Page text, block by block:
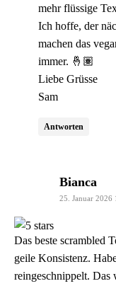
mehr flüssige
Ich hoffe, der
machen das
immer. 🤞🏽
Liebe Grüsse
Sam
Antworten
Bianca
25. Januar 2026
Das beste scrambled
geile Konsistenz.
reingeschnippelt. Das